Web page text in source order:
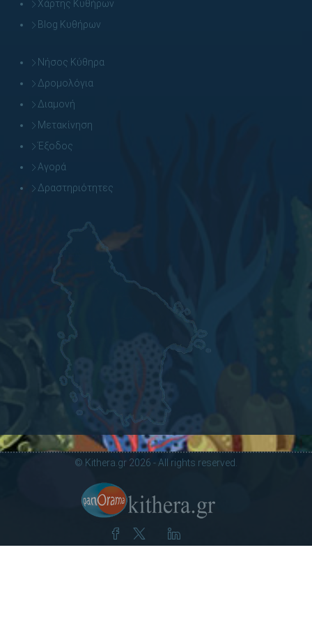
Χάρτης Κυθήρων
Blog Κυθήρων
Νήσος Κύθηρα
Δρομολόγια
Διαμονή
Μετακίνηση
Έξοδος
Αγορά
Δραστηριότητες
© Kithera.gr 2026 - All rights reserved.